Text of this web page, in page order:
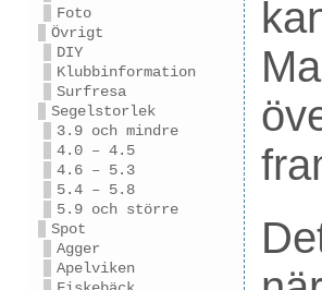
Foto
Övrigt
DIY
Klubbinformation
Surfresa
Segelstorlek
3.9 och mindre
4.0 – 4.5
4.6 – 5.3
5.4 – 5.8
5.9 och större
Spot
Agger
Apelviken